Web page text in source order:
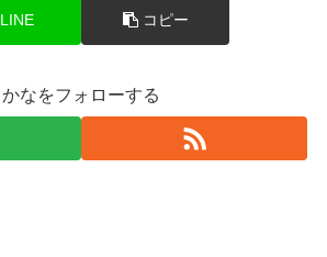
LINE コピー
かなをフォローする